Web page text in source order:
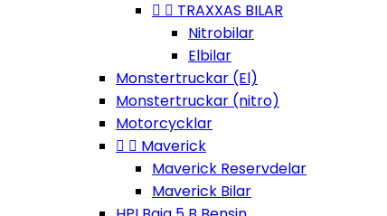
  TRAXXAS BILAR
Nitrobilar
Elbilar
Monstertruckar (El)
Monstertruckar (nitro)
Motorcycklar
  Maverick
Maverick Reservdelar
Maverick Bilar